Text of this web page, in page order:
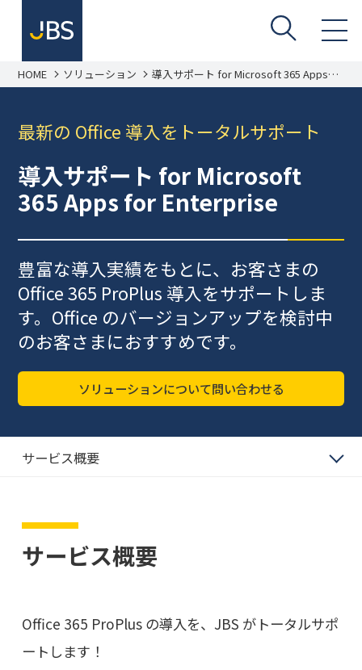
HOME ソリューション 導入サポート for Microsoft 365 Apps
for Enterprise
最新の Office 導入をトータルサポート
導入サポート for Microsoft
365 Apps for Enterprise
豊富な導入実績をもとに、お客さまの
Office 365 ProPlus 導入をサポートしま
す。Office のバージョンアップを検討中
のお客さまにおすすめです。
ソリューションについて問い合わせる
サービス概要
サービス概要
Office 365 ProPlus の導入を、JBS がトータルサポ
ートします！